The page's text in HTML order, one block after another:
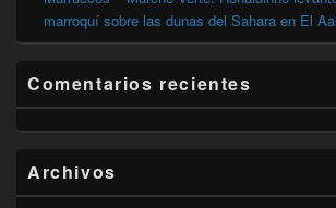
marroquí sobre las dunas del Sahara en El
Comentarios recientes
Archivos